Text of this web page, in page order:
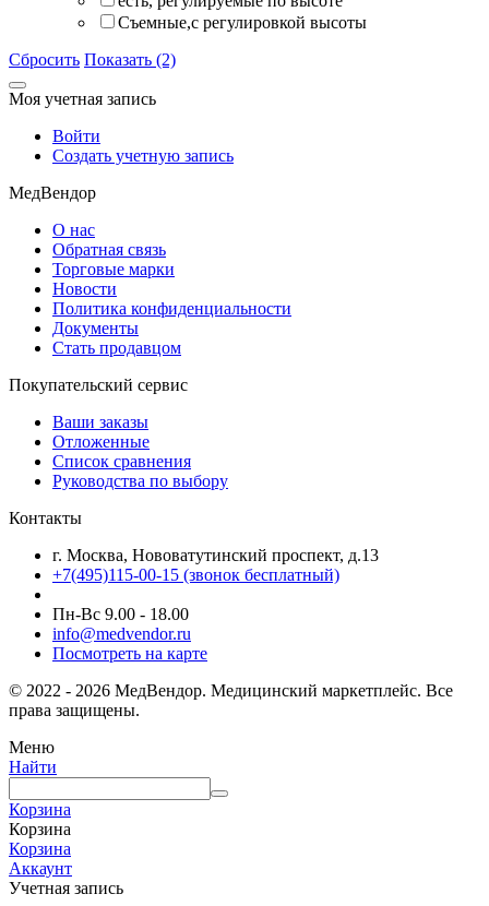
Съемные,с регулировкой высоты
Сбросить Показать (2)
Моя учетная запись
Войти
Создать учетную запись
МедВендор
О нас
Обратная связь
Торговые марки
Новости
Политика конфиденциальности
Документы
Стать продавцом
Покупательский сервис
Ваши заказы
Отложенные
Список сравнения
Руководства по выбору
Контакты
г. Москва, Нововатутинский проспект, д.13
+7(495)115-00-15 (звонок бесплатный)
Пн-Вс 9.00 - 18.00
info@medvendor.ru
Посмотреть на карте
© 2022 - 2026 МедВендор. Медицинский маркетплейс. Все
права защищены.
Меню
Найти
Корзина
Корзина
Корзина
Аккаунт
Учетная запись